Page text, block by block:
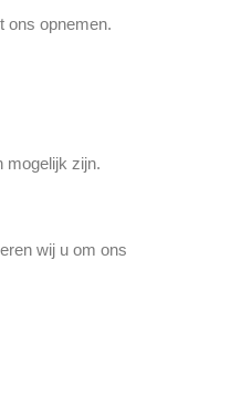
ons opnemen.
mogelijk zijn.
wij u om ons